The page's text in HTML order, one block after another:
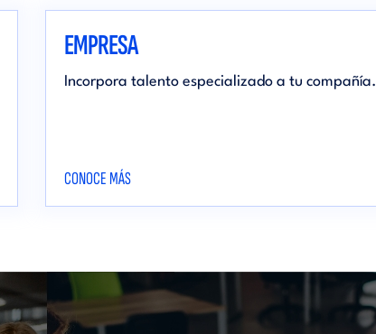
EMPRESA
Incorpora talento especializado a tu compañía.
CONOCE MÁS